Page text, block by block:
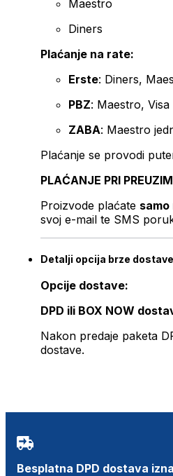
Maestro
Diners
Plaćanje na rate:
Erste: Diners,
PBZ: Maestro,
ZABA: Maestro
Plaćanje se provodi
PLAĆANJE PRI
Proizvode plaćate
svoj e-mail te SMS
Detalji opcija brze dostave
Opcije dostave:
DPD ili BOX NOW
Nakon predaje paketa
dostave.
Besplatna DPD dostava